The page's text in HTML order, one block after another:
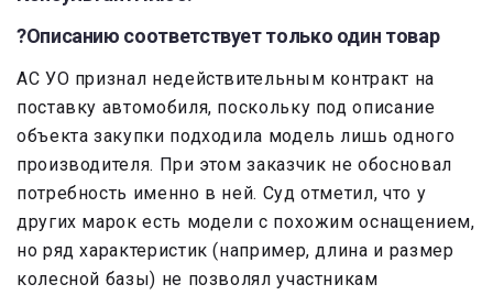
?Описанию соответствует только один товар
АС УО признал недействительным контракт на
поставку автомобиля, поскольку под описание
объекта закупки подходила модель лишь одного
производителя. При этом заказчик не обосновал
потребность именно в ней. Суд отметил, что у
других марок есть модели с похожим оснащением,
но ряд характеристик (например, длина и размер
колесной базы) не позволял участникам